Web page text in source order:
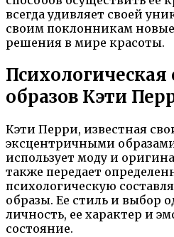
всегда удивляет своей
своим поклонникам
решения в мире красоты.
образов Кэти
Кэти Перри, известная
эксцентричными
использует моду и
также передает
психологическую
образы. Ее стиль и выбор
личность, ее характер и
состояние.